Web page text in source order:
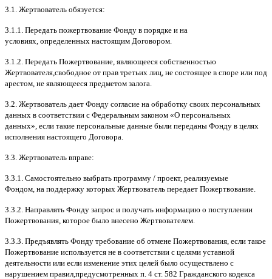
3.1. Жертвователь обязуется:
3.1.1. Передать пожертвование Фонду в порядке и на
условиях определенных настоящим Договором
3.1.2. Передать Пожертвование являющееся собственностью
Жертвователя свободное от прав третьих лиц не состоящее в споре или под
арестом не являющееся предметом залога
3.2. Жертвователь дает Фонду согласие на обработку своих персональных
данных в соответствии с Федеральным законом «О персональных
данных», если такие персональные данные были переданы Фонду в целях
исполнения настоящего Договора
3.3. Жертвователь вправе:
3.3.1. Самостоятельно выбрать программу / проект, реализуемые
Фондом на поддержку которых Жертвователь передает Пожертвование
3.3.2. Направлять Фонду запрос и получать информацию о поступлении
Пожертвования которое было внесено Жертвователем
3.3.3. Предъявлять Фонду требование об отмене Пожертвования если такое
Пожертвование используется не в соответствии с целями уставной
деятельности или если изменение этих целей было осуществлено с
нарушением правил предусмотренных п . 4 ст. 582 Гражданского кодекса